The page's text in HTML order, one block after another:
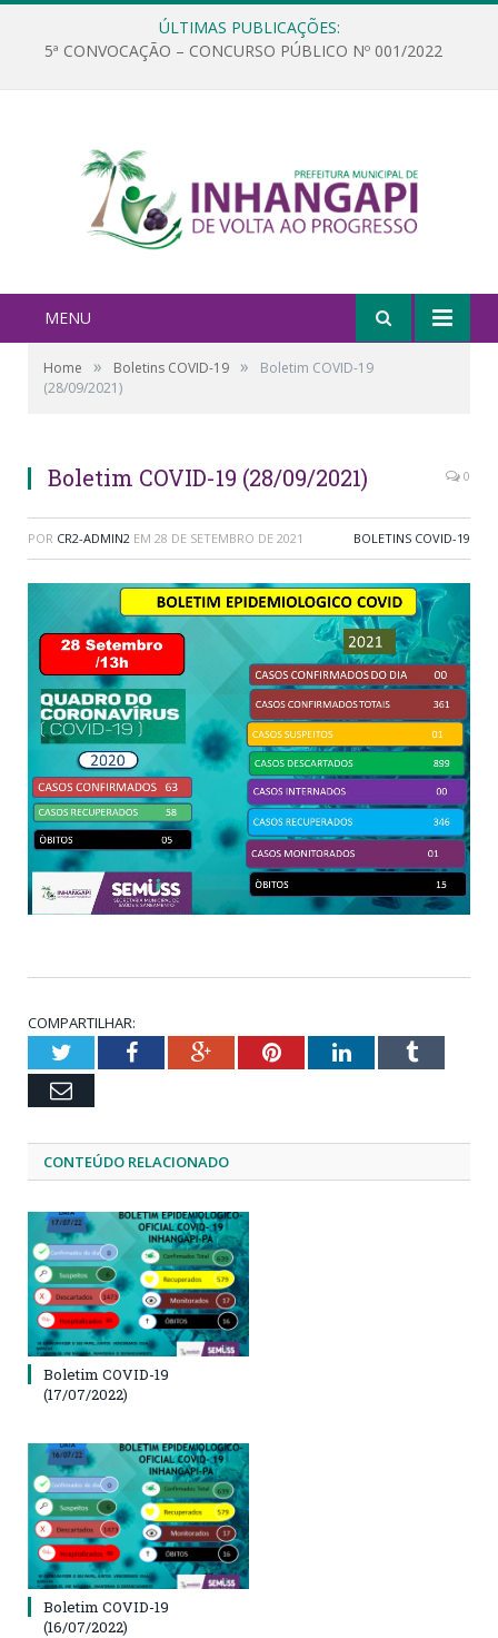
ÚLTIMAS PUBLICAÇÕES:
5ª CONVOCAÇÃO – CONCURSO PÚBLICO Nº 001/2022
MENU
Home » Boletins COVID-19 »
Boletim COVID-19
(28/09/2021)
Boletim COVID-19 (28/09/2021) 0
POR CR2-ADMIN2 EM 28 DE SETEMBRO DE 2021 BOLETINS COVID-19
COMPARTILHAR:
TwitterFacebookGoogle+PinterestLinkedInTumblr
Email
CONTEÚDO RELACIONADO
Boletim COVID-19
(17/07/2022)
Boletim COVID-19
(16/07/2022)